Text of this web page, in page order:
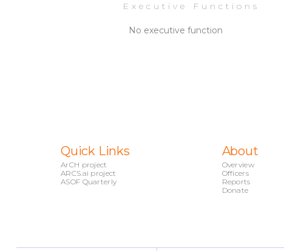
Executive Functions
No executive function
Quick Links
ArCH project
ARCS.ai project
ASOF Quarterly
About
Overview
Officers
Reports
Donate